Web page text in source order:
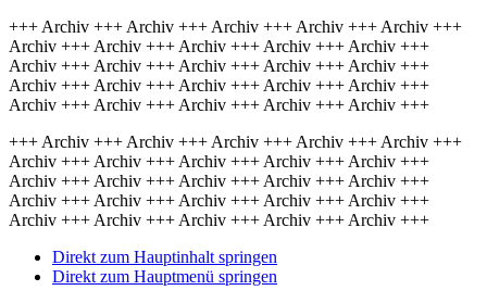
+++ Archiv +++ Archiv +++ Archiv +++ Archiv +++ Archiv +++
Archiv +++ Archiv +++ Archiv +++ Archiv +++ Archiv +++
Archiv +++ Archiv +++ Archiv +++ Archiv +++ Archiv +++
Archiv +++ Archiv +++ Archiv +++ Archiv +++ Archiv +++
Archiv +++ Archiv +++ Archiv +++ Archiv +++ Archiv +++
+++ Archiv +++ Archiv +++ Archiv +++ Archiv +++ Archiv +++
Archiv +++ Archiv +++ Archiv +++ Archiv +++ Archiv +++
Archiv +++ Archiv +++ Archiv +++ Archiv +++ Archiv +++
Archiv +++ Archiv +++ Archiv +++ Archiv +++ Archiv +++
Archiv +++ Archiv +++ Archiv +++ Archiv +++ Archiv +++
Direkt zum Hauptinhalt springen
Direkt zum Hauptmenü springen